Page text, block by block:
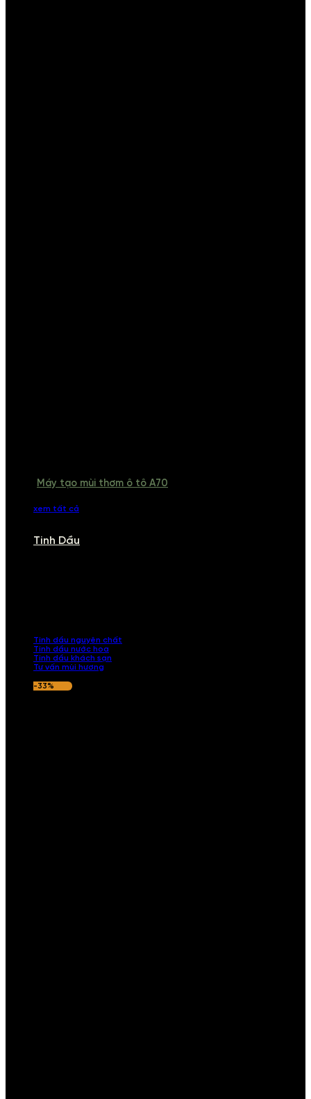
Máy tạo mùi thơm ô tô A70
xem tất cả
Tinh Dầu
Tinh dầu nguyên chất
Tinh dầu nước hoa
Tinh dầu khách sạn
Tư vấn mùi hương
-33%